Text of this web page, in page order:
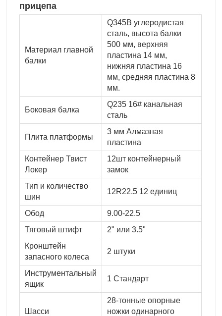
прицепа
Материал главной
балки
Q345B углеродистая
сталь, высота балки
500 мм, верхняя
пластина 14 мм,
нижняя пластина 16
мм, средняя пластина 8
мм.
Боковая балка
Q235 16# канальная
сталь
Плита платформы
3 мм Алмазная
пластина
Контейнер Твист
Локер
12шт контейнерный
замок
Тип и количество
шин
12R22.5 12 единиц
Обод
9.00-22.5
Тяговый штифт
2" или 3.5"
Кронштейн
запасного колеса
2 штуки
Инструментальный
ящик
1 Стандарт
Шасси
28-тонные опорные
ножки одинарного